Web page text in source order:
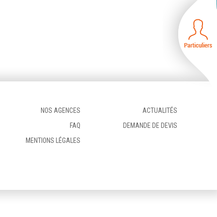
NOS AGENCES
ACTUALITÉS
FAQ
DEMANDE DE DEVIS
MENTIONS LÉGALES